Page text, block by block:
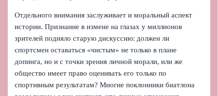
Отдельного внимания заслуживает и моральный аспект
истории. Признание в измене на глазах у миллионов
зрителей подняло старую дискуссию: должен ли
спортсмен оставаться «чистым» не только в плане
допинга, но и с точки зрения личной морали, или же
общество имеет право оценивать его только по
спортивным результатам? Многие поклонники биатлона